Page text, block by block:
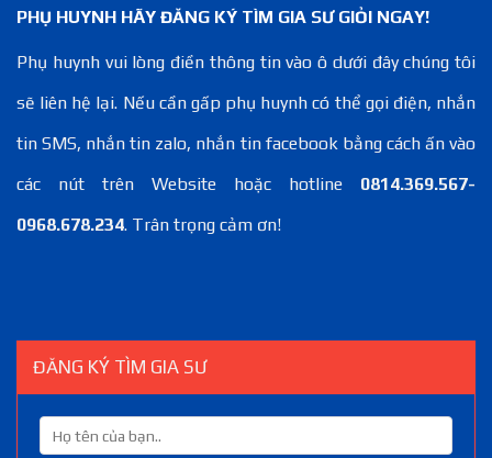
PHỤ HUYNH HÃY ĐĂNG KÝ TÌM GIA SƯ GIỎI NGAY!
Phụ huynh vui lòng điền thông tin vào ô dưới đây chúng tôi
sẽ liên hệ lại. Nếu cần gấp phụ huynh có thể gọi điện, nhắn
tin SMS, nhắn tin zalo, nhắn tin facebook bằng cách ấn vào
các nút trên Website hoặc hotline 0814.369.567-
0968.678.234. Trân trọng cảm ơn!
ĐĂNG KÝ TÌM GIA SƯ